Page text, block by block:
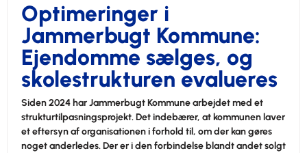
Optimeringer i
Jammerbugt Kommune:
Ejendomme sælges, og
skolestrukturen evalueres
Siden 2024 har Jammerbugt Kommune arbejdet med et
strukturtilpasningsprojekt. Det indebærer, at kommunen laver
et eftersyn af organisationen i forhold til, om der kan gøres
noget anderledes. Der er i den forbindelse blandt andet solgt